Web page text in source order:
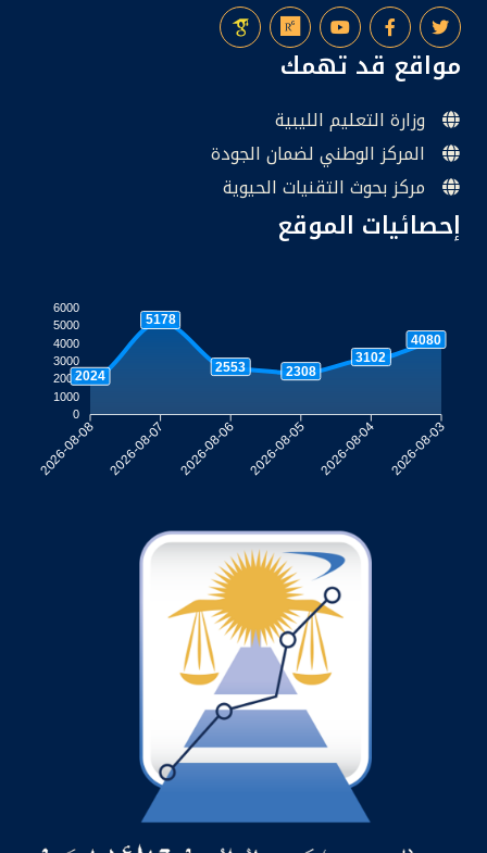
مواقع قد تهمك
وزارة التعليم الليبية
المركز الوطني لضمان الجودة
مركز بحوث التقنيات الحيوية
إحصائيات الموقع
6000
5000
4000
3000
2000
1000
0
2024
5178
2553 2308
3102
4080
2026-08-08 2026-08-07 2026-08-06 2026-08-05 2026-08-04 2026-08-03